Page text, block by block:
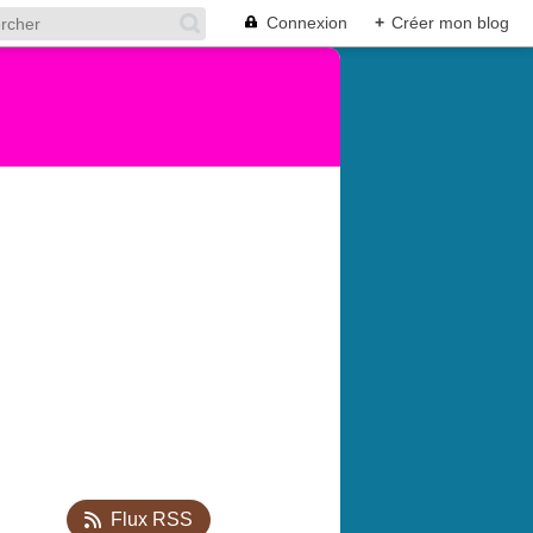
Connexion + Créer mon blog
Flux RSS